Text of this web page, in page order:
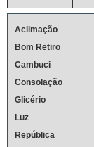
Aclimação
Bom Retiro
Cambuci
Consolação
Glicério
Luz
República